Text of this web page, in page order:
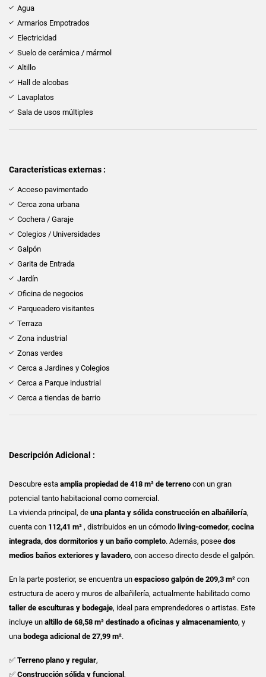
Agua
Armarios Empotrados
Electricidad
Suelo de cerámica / mármol
Altillo
Hall de alcobas
Lavaplatos
Sala de usos múltiples
Características externas :
Acceso pavimentado
Cerca zona urbana
Cochera / Garaje
Colegios / Universidades
Galpón
Garita de Entrada
Jardín
Oficina de negocios
Parqueadero visitantes
Terraza
Zona industrial
Zonas verdes
Cerca a Jardines y Colegios
Cerca a Parque industrial
Cerca a tiendas de barrio
Descripción Adicional :
Descubre esta amplia propiedad de 418 m² de terreno con un gran
potencial tanto habitacional como comercial.
La vivienda principal, de una planta y sólida construcción en albañilería,
cuenta con 112,41 m² , distribuidos en un cómodo living-comedor, cocina
integrada, dos dormitorios y un baño completo. Además, posee dos
medios baños exteriores y lavadero, con acceso directo desde el galpón.
En la parte posterior, se encuentra un espacioso galpón de 209,3 m² con
estructura de acero y muros de albañilería, actualmente habilitado como
taller de esculturas y bodegaje, ideal para emprendedores o artistas. Este
incluye un altillo de 68,58 m² destinado a oficinas y almacenamiento, y
una bodega adicional de 27,99 m².
✅ Terreno plano y regular,
✅ Construcción sólida y funcional ,